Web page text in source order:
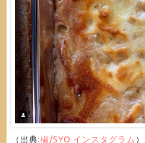
（出典:椒/SYO インスタグラム ）